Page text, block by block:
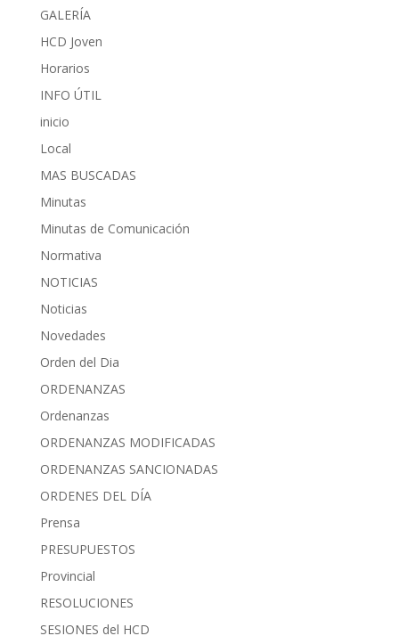
GALERÍA
HCD Joven
Horarios
INFO ÚTIL
inicio
Local
MAS BUSCADAS
Minutas
Minutas de Comunicación
Normativa
NOTICIAS
Noticias
Novedades
Orden del Dia
ORDENANZAS
Ordenanzas
ORDENANZAS MODIFICADAS
ORDENANZAS SANCIONADAS
ORDENES DEL DÍA
Prensa
PRESUPUESTOS
Provincial
RESOLUCIONES
SESIONES del HCD